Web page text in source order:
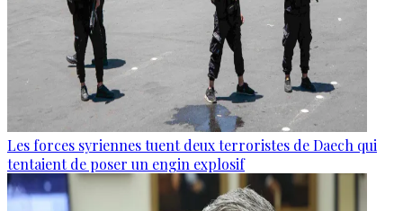
Les forces syriennes tuent deux terroristes de Daech qui
tentaient de poser un engin explosif